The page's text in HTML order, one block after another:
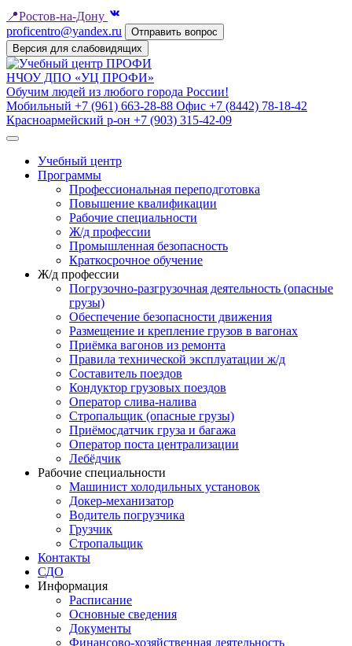
📍Ростов-на-Дону
proficentro@yandex.ru
Отправить вопрос
Версия для слабовидящих
НЧОУ ДПО «УЦ ПРОФИ»
Обучим людей из любого города России!
Мобильный +7 (961) 663-28-88 Офис +7 (8442) 78-18-42
Красноармейский р-он +7 (903) 315-42-09
Учебный центр
Программы
Профессиональная переподготовка
Повышение квалификации
Рабочие специальности
Ж/д профессии
Промышленная безопасность
Краткосрочное обучение
Ж/д профессии
Погрузочно-разгрузочная деятельность (опасные
грузы)
Обеспечение безопасности движения
Размещение и крепление грузов в вагонах
Приёмка вагонов из ремонта
Правила технической эксплуатации ж/д
Составитель поездов
Кондуктор грузовых поездов
Оператор слива-налива
Стропальщик (опасные грузы)
Приёмосдатчик груза и багажа
Оператор поста централизации
Лебёдчик
Рабочие специальности
Машинист холодильных установок
Докер-механизатор
Водитель погрузчика
Грузчик
Стропальщик
Контакты
СДО
Информация
Расписание
Основные сведения
Документы
Финансово-хозяйственная деятельность